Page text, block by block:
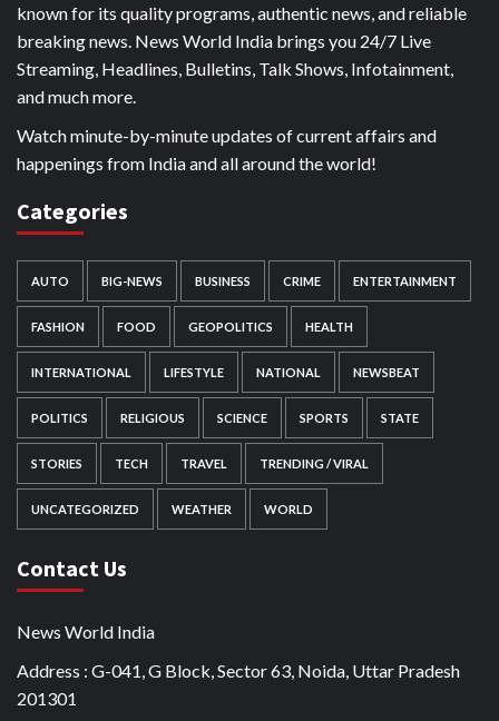
known for its quality programs, authentic news, and reliable
breaking news. News World India brings you 24/7 Live
Streaming, Headlines, Bulletins, Talk Shows, Infotainment,
and much more.
Watch minute-by-minute updates of current affairs and
happenings from India and all around the world!
Categories
AUTO BIG-NEWS BUSINESS CRIME ENTERTAINMENT
FASHION FOOD GEOPOLITICS HEALTH
INTERNATIONAL LIFESTYLE NATIONAL NEWSBEAT
POLITICS RELIGIOUS SCIENCE SPORTS STATE
STORIES TECH TRAVEL TRENDING / VIRAL
UNCATEGORIZED WEATHER WORLD
Contact Us
News World India
Address : G-041, G Block, Sector 63, Noida, Uttar Pradesh
201301